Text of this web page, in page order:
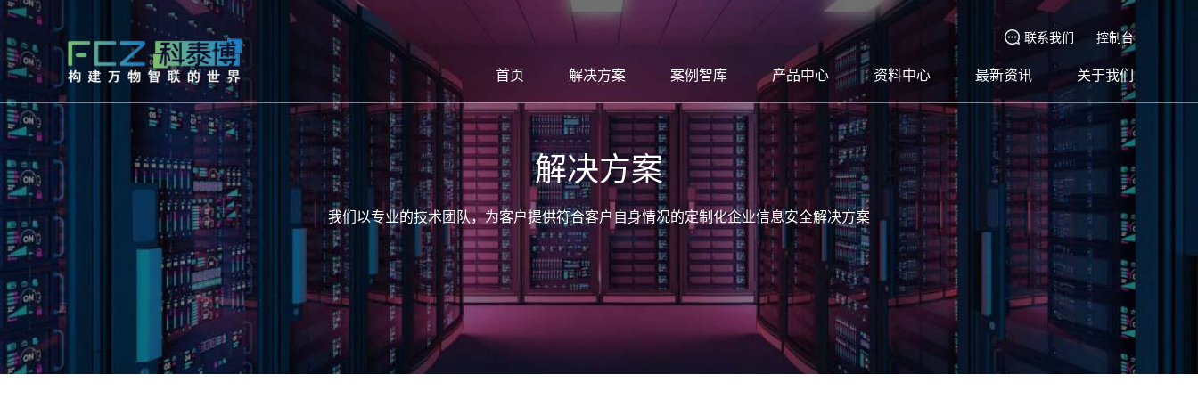
联系我们 控制台
首页 解决方案 案例智库 产品中心 资料中心 最新资讯 关于我们
解决方案
我们以专业的技术团队，为客户提供符合客户自身情况的定制化企业信息安全解决方案